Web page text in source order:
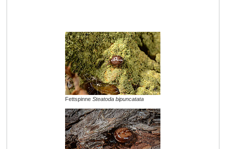
Fettspinne Steatoda bipuncatata